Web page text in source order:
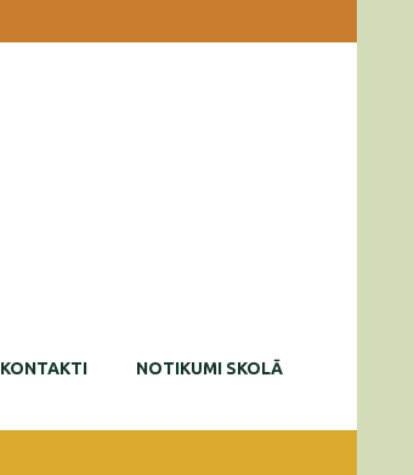
KONTAKTI NOTIKUMI SKOLĀ